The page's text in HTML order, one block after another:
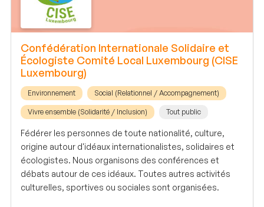
Confédération Internationale Solidaire et
Écologiste Comité Local Luxembourg (CISE
Luxembourg)
Environnement Social (Relationnel / Accompagnement)
Vivre ensemble (Solidarité / Inclusion) Tout public
Fédérer les personnes de toute nationalité, culture,
origine autour d'idéaux internationalistes, solidaires et
écologistes. Nous organisons des conférences et
débats autour de ces idéaux. Toutes autres activités
culturelles, sportives ou sociales sont organisées.